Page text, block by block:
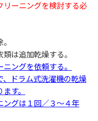
リーニングを検討する必
は追加乾燥する。
ングを依頼する。
ドラム式洗濯機の乾燥
す。
ングは１回／３～４年